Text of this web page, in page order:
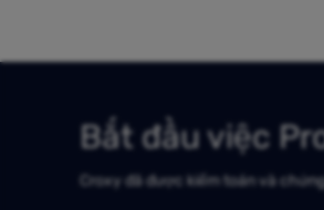
Bắt đầu việc
Croxy đã được kiểm toán và